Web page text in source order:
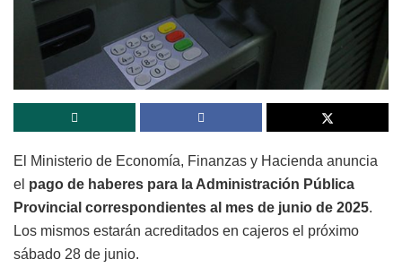
El Ministerio de Economía, Finanzas y Hacienda anuncia
el pago de haberes para la Administración Pública
Provincial correspondientes al mes de junio de 2025.
Los mismos estarán acreditados en cajeros el próximo
sábado 28 de junio.